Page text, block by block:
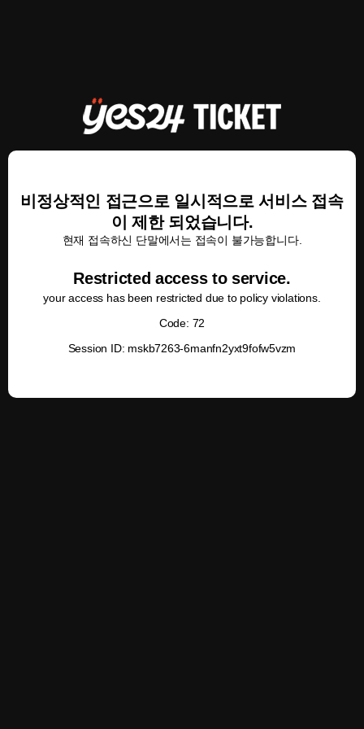
비정상적인 접근으로 일시적으로 서비스 접속
이 제한 되었습니다.
현재 접속하신 단말에서는 접속이 불가능합니다.
Restricted access to service.
your access has been restricted due to policy violations.
Code: 72
Session ID: mskb7263-6manfn2yxt9fofw5vzm